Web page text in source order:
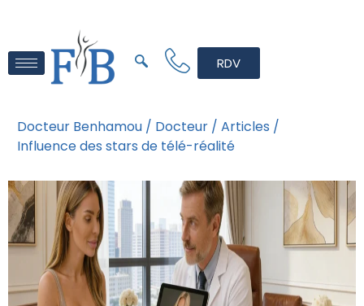
RDV
Docteur Benhamou / Docteur / Articles /
Influence des stars de télé-réalité